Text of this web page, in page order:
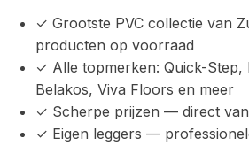
✓ Grootste PVC collectie van
producten op voorraad
✓ Alle topmerken: Quick-Step,
Belakos, Viva Floors en meer
✓ Scherpe prijzen — direct
✓ Eigen leggers —